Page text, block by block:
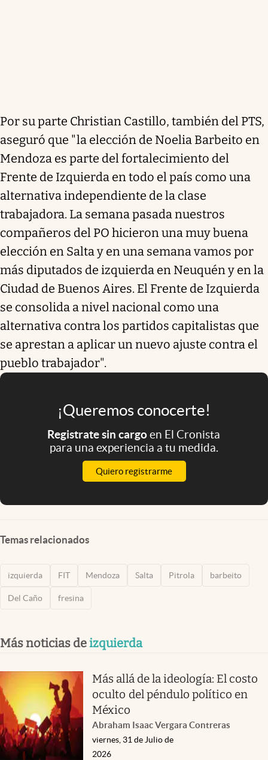
Por su parte Christian Castillo, también del PTS,
aseguró que "la elección de Noelia Barbeito en
Mendoza es parte del fortalecimiento del
Frente de Izquierda en todo el país como una
alternativa independiente de la clase
trabajadora. La semana pasada nuestros
compañeros del PO hicieron una muy buena
elección en Salta y en una semana vamos por
más diputados de izquierda en Neuquén y en la
Ciudad de Buenos Aires. El Frente de Izquierda
se consolida a nivel nacional como una
alternativa contra los partidos capitalistas que
se aprestan a aplicar un nuevo ajuste contra el
pueblo trabajador".
¡Queremos conocerte!
Registrate sin cargoen El Cronista
para una experiencia a tu medida.
Quiero registrarme
Temas relacionados
izquierda FIT Mendoza Salta Pitrola barbeito
Del Caño fresina
Más noticias deizquierda
Más allá de la ideología: El costo
oculto del péndulo político en
México
Abraham Isaac Vergara Contreras
viernes, 31 de Julio de
2026